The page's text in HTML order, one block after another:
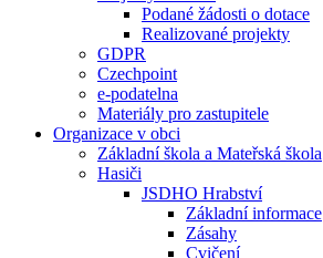
Podané žádosti o dotace
Realizované projekty
GDPR
Czechpoint
e-podatelna
Materiály pro zastupitele
Organizace v obci
Základní škola a Mateřská škola
Hasiči
JSDHO Hrabství
Základní informace
Zásahy
Cvičení